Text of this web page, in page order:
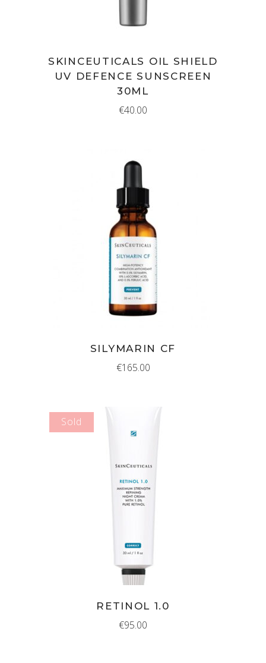
SKINCEUTICALS OIL SHIELD
UV DEFENCE SUNSCREEN
30ML
€40.00
IN WINKELMAND
SILYMARIN CF
€165.00
Sold
MEER INFORMATIE
RETINOL 1.0
€95.00